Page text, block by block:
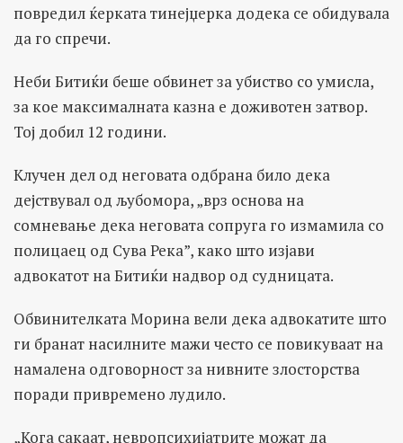
повредил ќерката тинејџерка додека се обидувала
да го спречи.
Неби Битиќи беше обвинет за убиство со умисла,
за кое максималната казна е доживотен затвор.
Тој добил 12 години.
Клучен дел од неговата одбрана било дека
дејствувал од љубомора, „врз основа на
сомневање дека неговата сопруга го измамила со
полицаец од Сува Река”, како што изјави
адвокатот на Битиќи надвор од судницата.
Обвинителката Морина вели дека адвокатите што
ги бранат насилните мажи често се повикуваат на
намалена одговорност за нивните злосторства
поради привремено лудило.
„Кога сакаат, невропсихијатрите можат да